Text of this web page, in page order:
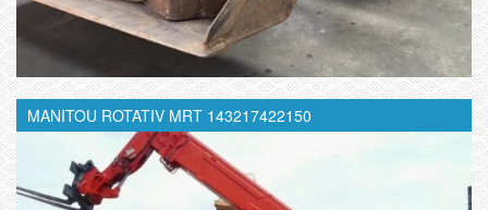
MANITOU ROTATIV MRT 143217422150